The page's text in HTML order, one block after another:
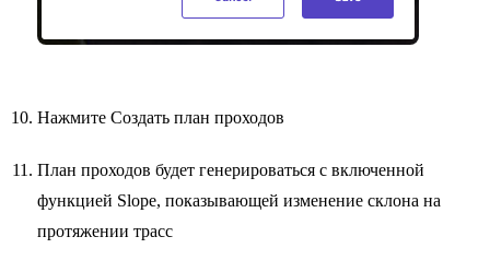
Нажмите Создать план проходов
План проходов будет генерироваться с включенной
функцией Slope, показывающей изменение склона на
протяжении трасс